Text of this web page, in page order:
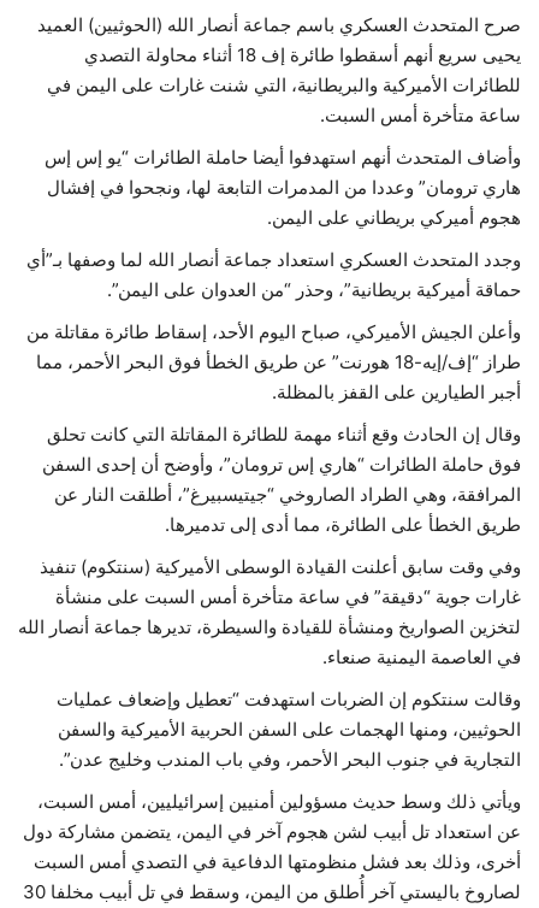
صرح المتحدث العسكري باسم جماعة أنصار الله (الحوثيين) العميد
يحيى سريع أنهم أسقطوا طائرة إف 18 أثناء محاولة التصدي
للطائرات الأميركية والبريطانية، التي شنت غارات على اليمن في
ساعة متأخرة أمس السبت.
وأضاف المتحدث أنهم استهدفوا أيضا حاملة الطائرات “يو إس إس
هاري ترومان” وعددا من المدمرات التابعة لها، ونجحوا في إفشال
هجوم أميركي بريطاني على اليمن.
وجدد المتحدث العسكري استعداد جماعة أنصار الله لما وصفها بـ”أي
حماقة أميركية بريطانية”، وحذر “من العدوان على اليمن”.
وأعلن الجيش الأميركي، صباح اليوم الأحد، إسقاط طائرة مقاتلة من
طراز “إف/إيه-18 هورنت” عن طريق الخطأ فوق البحر الأحمر، مما
أجبر الطيارين على القفز بالمظلة.
وقال إن الحادث وقع أثناء مهمة للطائرة المقاتلة التي كانت تحلق
فوق حاملة الطائرات “هاري إس ترومان”، وأوضح أن إحدى السفن
المرافقة، وهي الطراد الصاروخي “جيتيسبيرغ”، أطلقت النار عن
طريق الخطأ على الطائرة، مما أدى إلى تدميرها.
وفي وقت سابق أعلنت القيادة الوسطى الأميركية (سنتكوم) تنفيذ
غارات جوية “دقيقة” في ساعة متأخرة أمس السبت على منشأة
لتخزين الصواريخ ومنشأة للقيادة والسيطرة، تديرها جماعة أنصار الله
في العاصمة اليمنية صنعاء.
وقالت سنتكوم إن الضربات استهدفت “تعطيل وإضعاف عمليات
الحوثيين، ومنها الهجمات على السفن الحربية الأميركية والسفن
التجارية في جنوب البحر الأحمر، وفي باب المندب وخليج عدن”.
ويأتي ذلك وسط حديث مسؤولين أمنيين إسرائيليين، أمس السبت،
عن استعداد تل أبيب لشن هجوم آخر في اليمن، يتضمن مشاركة دول
أخرى، وذلك بعد فشل منظومتها الدفاعية في التصدي أمس السبت
لصاروخ باليستي آخر أُطلق من اليمن، وسقط في تل أبيب مخلفا 30